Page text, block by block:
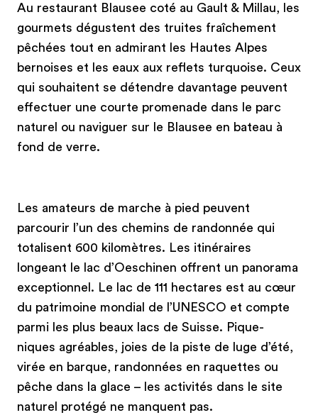
Au restaurant Blausee coté au Gault & Millau, les
gourmets dégustent des truites fraîchement
pêchées tout en admirant les Hautes Alpes
bernoises et les eaux aux reflets turquoise. Ceux
qui souhaitent se détendre davantage peuvent
effectuer une courte promenade dans le parc
naturel ou naviguer sur le Blausee en bateau à
fond de verre.
Les amateurs de marche à pied peuvent
parcourir l’un des chemins de randonnée qui
totalisent 600 kilomètres. Les itinéraires
longeant le lac d’Oeschinen offrent un panorama
exceptionnel. Le lac de 111 hectares est au cœur
du patrimoine mondial de l’UNESCO et compte
parmi les plus beaux lacs de Suisse. Pique-
niques agréables, joies de la piste de luge d’été,
virée en barque, randonnées en raquettes ou
pêche dans la glace – les activités dans le site
naturel protégé ne manquent pas.